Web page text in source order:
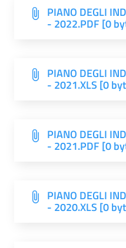
PIANO DEGLI
- 2022.PDF [0
PIANO DEGLI
- 2021.XLS [0
PIANO DEGLI
- 2021.PDF [0
PIANO DEGLI
- 2020.XLS [0